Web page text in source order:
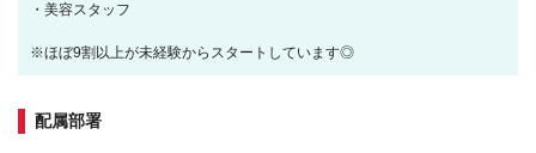
・美容スタッフ
※ほぼ9割以上が未経験からスタートしています◎
配属部署